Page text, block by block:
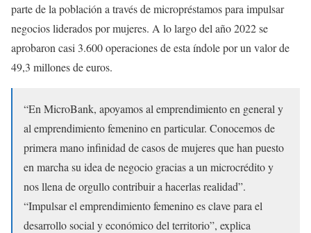
parte de la población a través de micropréstamos para impulsar
negocios liderados por mujeres. A lo largo del año 2022 se
aprobaron casi 3.600 operaciones de esta índole por un valor de
49,3 millones de euros.
“En MicroBank, apoyamos al emprendimiento en general y
al emprendimiento femenino en particular. Conocemos de
primera mano infinidad de casos de mujeres que han puesto
en marcha su idea de negocio gracias a un microcrédito y
nos llena de orgullo contribuir a hacerlas realidad”.
“Impulsar el emprendimiento femenino es clave para el
desarrollo social y económico del territorio”, explica